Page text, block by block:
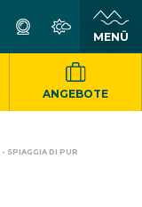
ANGEBOTE
- SPIAGGIA DI PUR